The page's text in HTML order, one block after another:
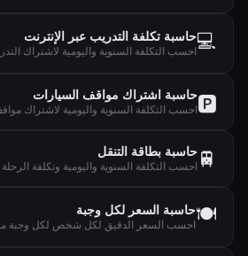
💻حاسبة تكلفة التدريب عبر الإنترنت
احسب التكلفة السنوية واليومية لاشتراك
🅿️حاسبة اشتراك مواقف السيارات
🚆 حاسبة بطاقة التنقل
احسب التكلفة السنوية واليومية وتكلفة
🍽️حاسبة السعر لكل وجبة